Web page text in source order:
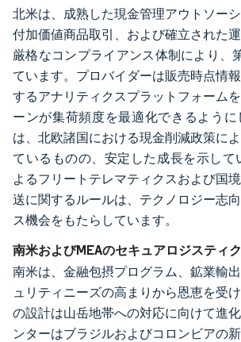
北米は、成熟した現金管理アウトソー
付加価値商品取引、および確立された
厳格なコンプライアンス体制により、
ています。プロバイダーは販売時点情
するアナリティクスプラットフォーム
ーンが集荷頻度を最適化できるように
は、北欧諸国における現金削減政策に
ているものの、安定した成長を示して
よるフリートテレマティクスおよび国
送に関するルールは、テクノロジー志
ス機会をもたらしています。
南米およびMEAのセキュアロジスティ
南米は、金融包摂プログラム、鉱業輸
ュリティニーズの高まりから恩恵を受
の設計は山岳地帯への対応に向けて進
ンターはブラジルおよびコロンビアの